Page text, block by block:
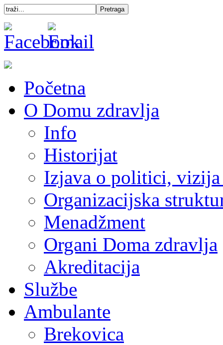
Početna
O Domu zdravlja
Info
Historijat
Izjava o politici,
Organizacijska
Menadžment
Organi Doma zdravlja
Akreditacija
Službe
Ambulante
Brekovica